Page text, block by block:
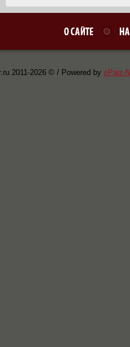
2011-2026 © / Powered by sPaiz-